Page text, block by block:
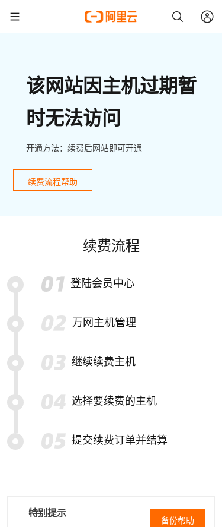
该网站因主机过期暂
时无法访问
开通方法：续费后网站即可开通
续费流程帮助
续费流程
登陆会员中心
万网主机管理
继续续费主机
选择要续费的主机
提交续费订单并结算
特别提示
备份帮助